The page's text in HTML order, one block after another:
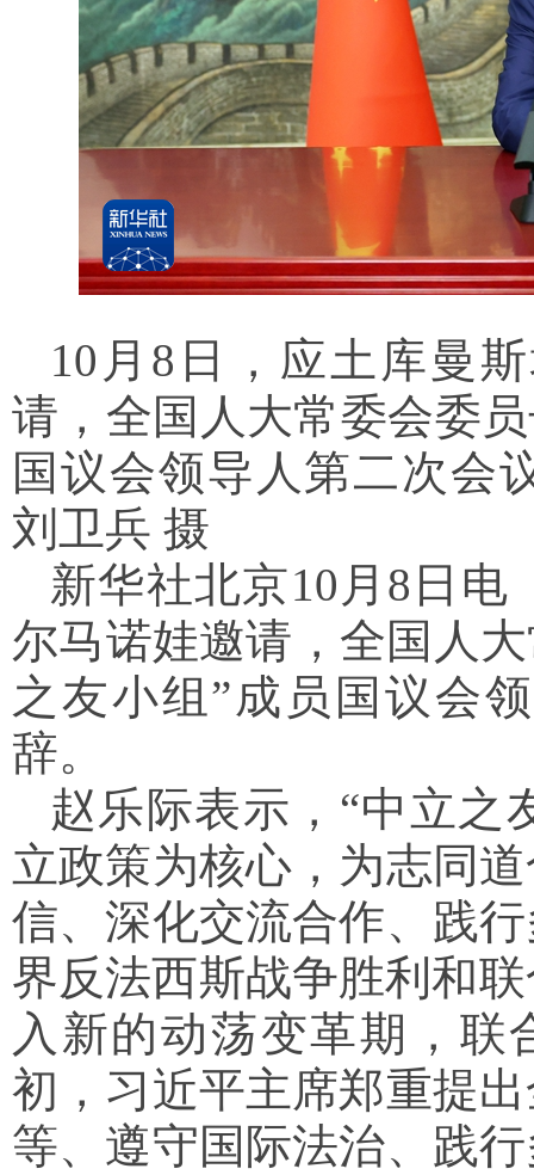
10月8日，应土库曼
请，全国人大常委会委
国议会领导人第二次会
刘卫兵 摄
新华社北京10月8日
尔马诺娃邀请，全国人
之友小组”成员国议会
辞。
赵乐际表示，“中立之
立政策为核心，为志同
信、深化交流合作、践
界反法西斯战争胜利和
入新的动荡变革期，联
初，习近平主席郑重提
等、遵守国际法治、践